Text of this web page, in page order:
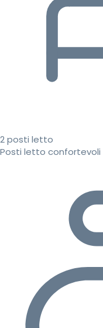
2 posti letto
Posti letto confortevoli